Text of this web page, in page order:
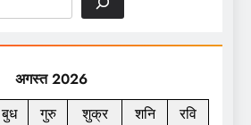
अगस्त 2026
बुध गुरु शुक्र शनि
रवि